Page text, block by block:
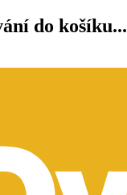
do košíku...